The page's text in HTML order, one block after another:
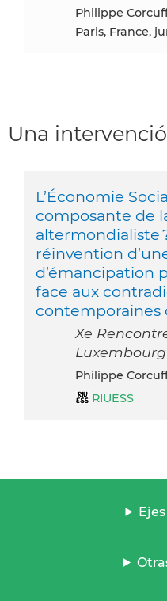
Philippe Corcuff, Editions La Découverte,
Paris, France,
Una
L’Économie
composante de
altermondialiste
réinvention
d’émancipation
face aux
contemporaines
Xe
Philippe
RIUESS